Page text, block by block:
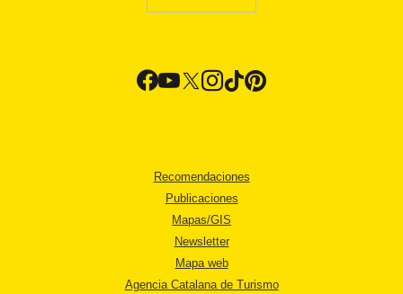
Recomendaciones
Publicaciones
Mapas/GIS
Newsletter
Mapa web
Agencia Catalana de Turismo